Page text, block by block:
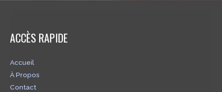
ACCÈS RAPIDE
Accueil
À Propos
Contact